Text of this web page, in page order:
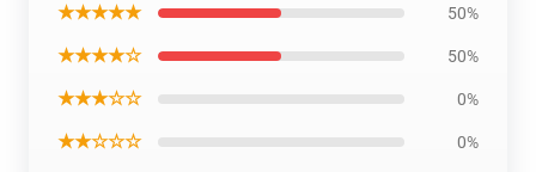
★★★★★ 50%
★★★★☆ 50%
★★★☆☆ 0%
★★☆☆☆ 0%